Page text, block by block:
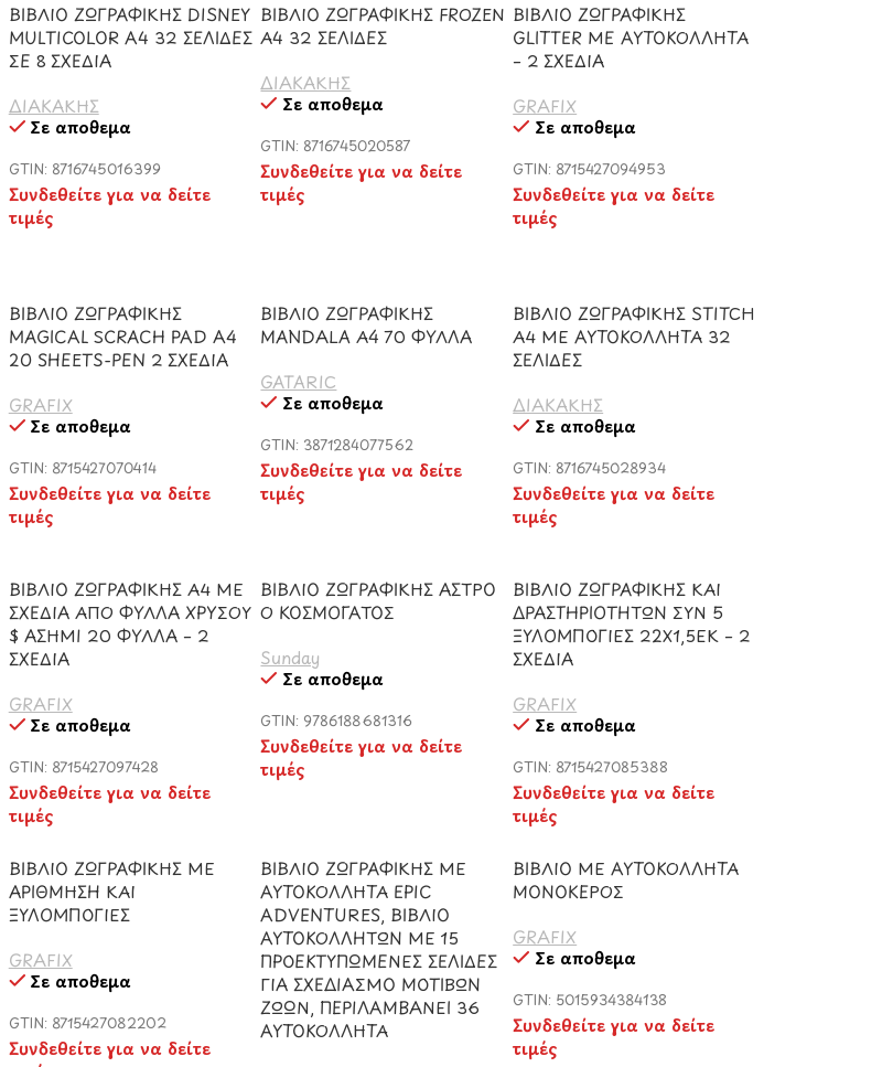
ΒΙΒΛΙΟ ΖΩΓΡΑΦΙΚΗΣ DISNEY
MULTICOLOR A4 32 ΣΕΛΙΔΕΣ
ΣΕ 8 ΣΧΕΔΙΑ
ΔΙΑΚΑΚΗΣ
Σε απόθεμα
GTIN: 8716745016399
Συνδεθείτε για να δείτε
τιμές
ΒΙΒΛΙΟ ΖΩΓΡΑΦΙΚΗΣ FROZEN
Α4 32 ΣΕΛΙΔΕΣ
ΔΙΑΚΑΚΗΣ
Σε απόθεμα
GTIN: 8716745020587
Συνδεθείτε για να δείτε
τιμές
ΒΙΒΛΙΟ ΖΩΓΡΑΦΙΚΗΣ
GLITTER ME ΑΥΤΟΚΟΛΛΗΤΑ
– 2 ΣΧΕΔΙΑ
GRAFIX
Σε απόθεμα
GTIN: 8715427094953
Συνδεθείτε για να δείτε
τιμές
ΒΙΒΛΙΟ ΖΩΓΡΑΦΙΚΗΣ
MAGICAL SCRACH PAD A4
20 SHEETS-PEN 2 ΣΧΕΔΙΑ
GRAFIX
Σε απόθεμα
GTIN: 8715427070414
Συνδεθείτε για να δείτε
τιμές
ΒΙΒΛΙΟ ΖΩΓΡΑΦΙΚΗΣ
MANDALA Α4 70 ΦΥΛΛΑ
GATARIC
Σε απόθεμα
GTIN: 3871284077562
Συνδεθείτε για να δείτε
τιμές
ΒΙΒΛΙΟ ΖΩΓΡΑΦΙΚΗΣ STITCH
Α4 ΜΕ ΑΥΤΟΚΟΛΛΗΤΑ 32
ΣΕΛΙΔΕΣ
ΔΙΑΚΑΚΗΣ
Σε απόθεμα
GTIN: 8716745028934
Συνδεθείτε για να δείτε
τιμές
ΒΙΒΛΙΟ ΖΩΓΡΑΦΙΚΗΣ Α4 ΜΕ
ΣΧΕΔΙΑ ΑΠΟ ΦΥΛΛΑ ΧΡΥΣΟΥ
$ ΑΣΗΜΙ 20 ΦΥΛΛΑ – 2
ΣΧΕΔΙΑ
GRAFIX
Σε απόθεμα
GTIN: 8715427097428
Συνδεθείτε για να δείτε
τιμές
ΒΙΒΛΙΟ ΖΩΓΡΑΦΙΚΗΣ ΑΣΤΡΟ
Ο ΚΟΣΜΟΓΑΤΟΣ
Sunday
Σε απόθεμα
GTIN: 9786188681316
Συνδεθείτε για να δείτε
τιμές
ΒΙΒΛΙΟ ΖΩΓΡΑΦΙΚΗΣ ΚΑΙ
ΔΡΑΣΤΗΡΙΟΤΗΤΩΝ ΣΥΝ 5
ΞΥΛΟΜΠΟΓΙΕΣ 22Χ1,5ΕΚ – 2
ΣΧΕΔΙΑ
GRAFIX
Σε απόθεμα
GTIN: 8715427085388
Συνδεθείτε για να δείτε
τιμές
ΒΙΒΛΙΟ ΖΩΓΡΑΦΙΚΗΣ ΜΕ
ΑΡΙΘΜΗΣΗ ΚΑΙ
ΞΥΛΟΜΠΟΓΙΕΣ
GRAFIX
Σε απόθεμα
GTIN: 8715427082202
Συνδεθείτε για να δείτε
ΒΙΒΛΙΟ ΖΩΓΡΑΦΙΚΗΣ ΜΕ
ΑΥΤΟΚΟΛΛΗΤΑ EPIC
ADVENTURES, ΒΙΒΛΙΟ
ΑΥΤΟΚΟΛΛΗΤΩΝ ΜΕ 15
ΠΡΟΕΚΤΥΠΩΜΕΝΕΣ ΣΕΛΙΔΕΣ
ΓΙΑ ΣΧΕΔΙΑΣΜΟ ΜΟΤΙΒΩΝ
ΖΩΩΝ, ΠΕΡΙΛΑΜΒΑΝΕΙ 36
ΑΥΤΟΚΟΛΛΗΤΑ
ΒΙΒΛΙΟ ΜΕ ΑΥΤΟΚΟΛΛΗΤΑ
ΜΟΝΟΚΕΡΟΣ
GRAFIX
Σε απόθεμα
GTIN: 5015934384138
Συνδεθείτε για να δείτε
τιμές